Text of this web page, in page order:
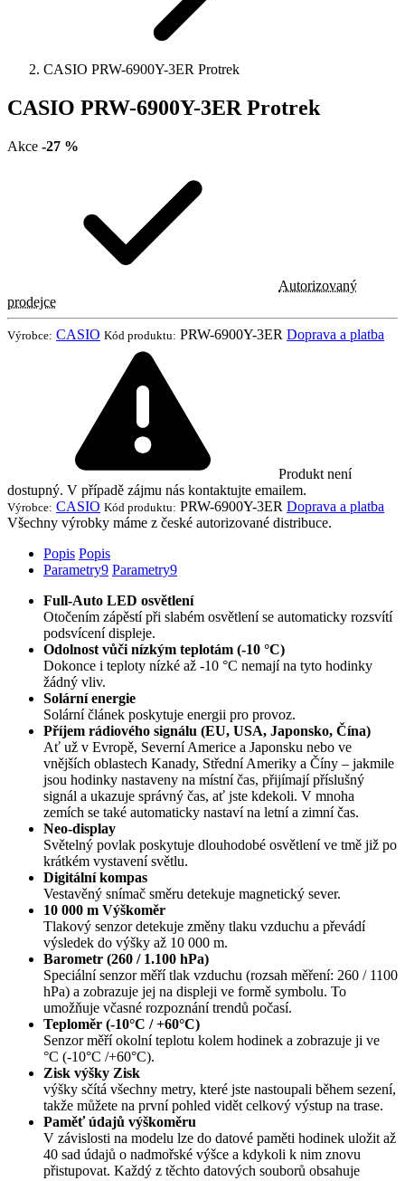
CASIO PRW-6900Y-3ER Protrek
CASIO PRW-6900Y-3ER Protrek
Akce -27 %
Autorizovaný
prodejce
Výrobce: CASIO Kód produktu: PRW-6900Y-3ER Doprava a platba
Produkt není
dostupný. V případě zájmu nás kontaktujte emailem.
Výrobce: CASIO Kód produktu: PRW-6900Y-3ER Doprava a platba
Všechny výrobky máme z české autorizované distribuce.
Popis Popis
Parametry9 Parametry9
Full-Auto LED osvětlení
Otočením zápěstí při slabém osvětlení se automaticky rozsvítí
podsvícení displeje.
Odolnost vůči nízkým teplotám (-10 °C)
Dokonce i teploty nízké až -10 °C nemají na tyto hodinky
žádný vliv.
Solární energie
Solární článek poskytuje energii pro provoz.
Příjem rádiového signálu (EU, USA, Japonsko, Čína)
Ať už v Evropě, Severní Americe a Japonsku nebo ve
vnějších oblastech Kanady, Střední Ameriky a Číny – jakmile
jsou hodinky nastaveny na místní čas, přijímají příslušný
signál a ukazuje správný čas, ať jste kdekoli. V mnoha
zemích se také automaticky nastaví na letní a zimní čas.
Neo-display
Světelný povlak poskytuje dlouhodobé osvětlení ve tmě již po
krátkém vystavení světlu.
Digitální kompas
Vestavěný snímač směru detekuje magnetický sever.
10 000 m Výškoměr
Tlakový senzor detekuje změny tlaku vzduchu a převádí
výsledek do výšky až 10 000 m.
Barometr (260 / 1.100 hPa)
Speciální senzor měří tlak vzduchu (rozsah měření: 260 / 1100
hPa) a zobrazuje jej na displeji ve formě symbolu. To
umožňuje včasné rozpoznání trendů počasí.
Teploměr (-10°C / +60°C)
Senzor měří okolní teplotu kolem hodinek a zobrazuje ji ve
°C (-10°C /+60°C).
Zisk výšky Zisk
výšky sčítá všechny metry, které jste nastoupali během sezení,
takže můžete na první pohled vidět celkový výstup na trase.
Paměť údajů výškoměru
V závislosti na modelu lze do datové paměti hodinek uložit až
40 sad údajů o nadmořské výšce a kdykoli k nim znovu
přistupovat. Každý z těchto datových souborů obsahuje